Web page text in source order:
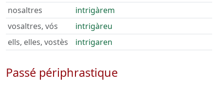
nosaltres
intrigàrem
vosaltres, vós
intrigàreu
ells, elles, vostès
intrigaren
Passé périphrastique